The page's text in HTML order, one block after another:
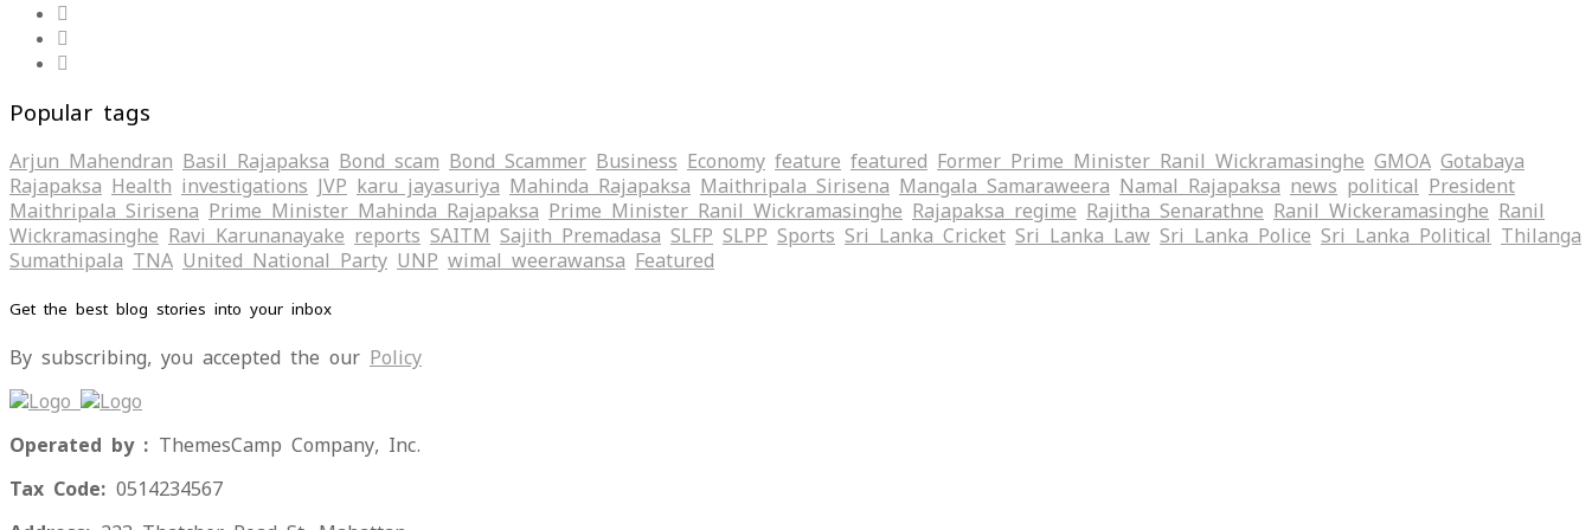
Popular tags
Arjun Mahendran Basil Rajapaksa Bond scam Bond Scammer Business Economy feature featured Former Prime Minister Ranil Wickramasinghe GMOA Gotabaya
Rajapaksa Health investigations JVP karu jayasuriya Mahinda Rajapaksa Maithripala Sirisena Mangala Samaraweera Namal Rajapaksa news political President
Maithripala Sirisena Prime Minister Mahinda Rajapaksa Prime Minister Ranil Wickramasinghe Rajapaksa regime Rajitha Senarathne Ranil Wickeramasinghe Ranil
Wickramasinghe Ravi Karunanayake reports SAITM Sajith Premadasa SLFP SLPP Sports Sri Lanka Cricket Sri Lanka Law Sri Lanka Police Sri Lanka Political Thilanga
Sumathipala TNA United National Party UNP wimal weerawansa ‍Featured
Get the best blog stories into your inbox
By subscribing, you accepted the our Policy
Operated by : ThemesCamp Company, Inc.
Tax Code: 0514234567